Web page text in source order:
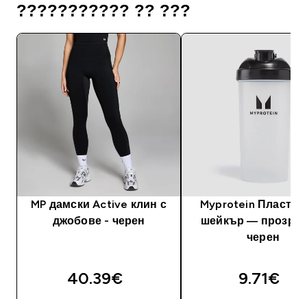
??????????? ?? ???
MP дамски Active клин с
джобове - черен
40.39€‎
Myprotein
шейкър —
черен
9.71€‎